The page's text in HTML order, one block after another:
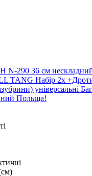
N-290 36 см
TANG Набір 2x
універсальні
Польща!